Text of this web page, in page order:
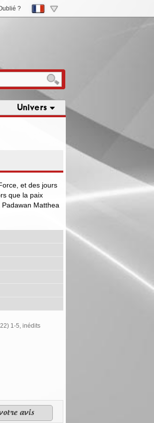
?
Univers
et des jours
que la paix
Matthea
1-5, inédits
avis